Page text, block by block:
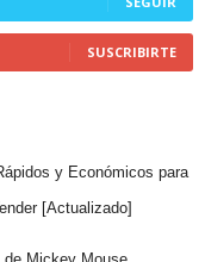
SUSCRIBIRTE
y Económicos para
[Actualizado]